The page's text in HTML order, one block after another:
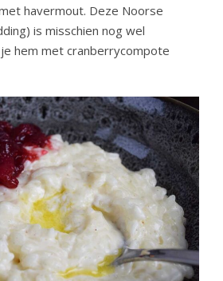
havermout. Deze Noorse
is misschien nog wel
hem met cranberrycompote